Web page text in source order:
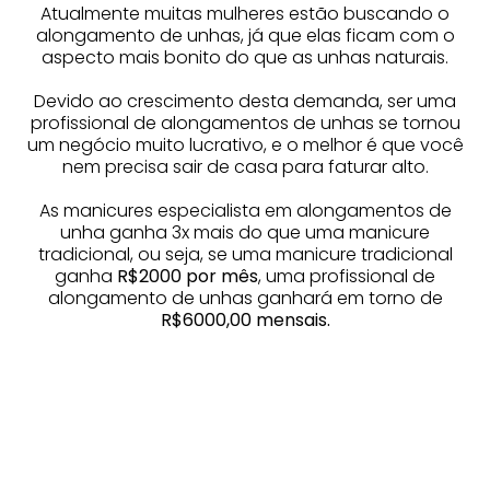
Atualmente muitas mulheres estão buscando o
alongamento de unhas, já que elas ficam com o
aspecto mais bonito do que as unhas naturais.
Devido ao crescimento desta demanda, ser uma
profissional de alongamentos de unhas se tornou
um negócio muito lucrativo, e o melhor é que você
nem precisa sair de casa para faturar alto.
As manicures especialista em alongamentos de
unha ganha 3x mais do que uma manicure
tradicional, ou seja, se uma manicure tradicional
ganha R$2000 por mês, uma profissional de
alongamento de unhas ganhará em torno de
R$6000,00 mensais.